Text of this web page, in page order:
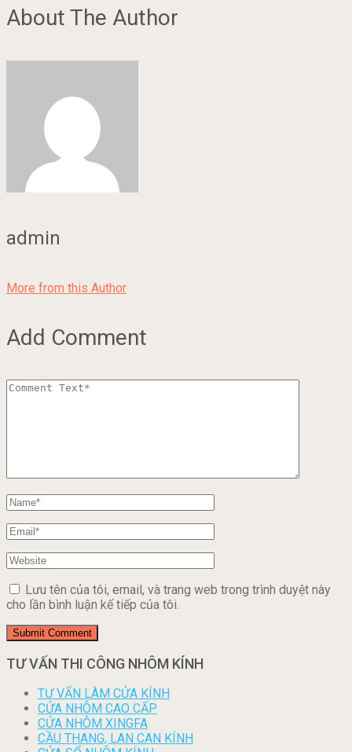
About The Author
admin
More from this Author
Add Comment
Lưu tên của tôi, email, và trang web trong trình duyệt này
cho lần bình luận kế tiếp của tôi.
TƯ VẤN THI CÔNG NHÔM KÍNH
TƯ VẤN LÀM CỬA KÍNH
CỬA NHÔM CAO CẤP
CỬA NHÔM XINGFA
CẦU THANG, LAN CAN KÍNH